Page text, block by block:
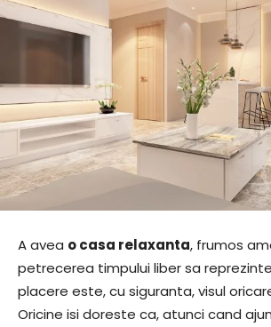
A avea o casa relaxanta, frumos
petrecerea timpului liber sa
placere este, cu siguranta, visul
Oricine isi doreste ca, atunci cand